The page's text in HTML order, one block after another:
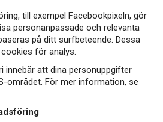
till exempel Facebookpixeln, gör
personanpassade och relevanta
på ditt surfbeteende. Dessa
för analys.
innebär att dina personuppgifter
området. För mer information, se